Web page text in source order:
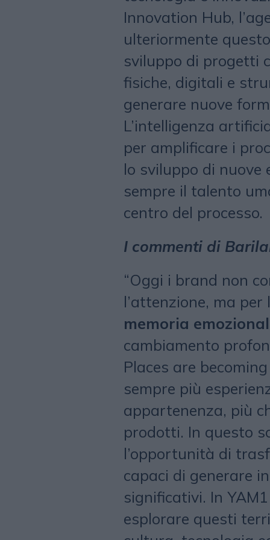
Innovation Hub,
ulteriormente
sviluppo di progetti
fisiche, digitali e
generare nuove
L’intelligenza
per amplificare i
lo sviluppo di nuove
sempre il talento
centro del processo.
I commenti di
“Oggi i brand non
l’attenzione, ma
memoria
cambiamento
Places are
sempre più
appartenenza, più
prodotti. In questo
l’opportunità di
capaci di generare
significativi. In
esplorare questi